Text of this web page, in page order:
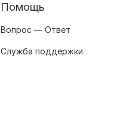
Помощь
Вопрос — Ответ
Служба поддержки